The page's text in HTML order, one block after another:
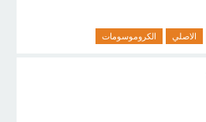
الاصلي الكروموسومات